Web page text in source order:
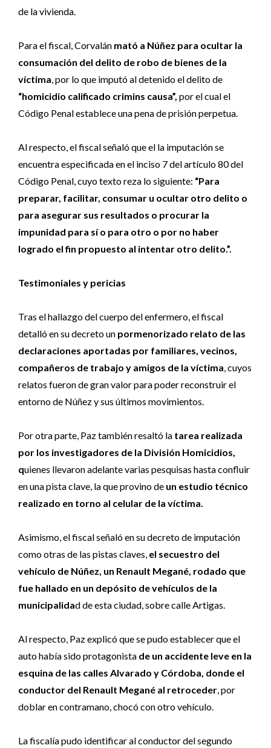
de la vivienda.
Para el fiscal, Corvalán mató a Núñez para ocultar la
consumación del delito de robo de bienes de la
víctima, por lo que imputó al detenido el delito de
“homicidio calificado crimins causa”, por el cual el
Código Penal establece una pena de prisión perpetua.
Al respecto, el fiscal señaló que el la imputación se
encuentra especificada en el inciso 7 del artículo 80 del
Código Penal, cuyo texto reza lo siguiente: “Para
preparar, facilitar, consumar u ocultar otro delito o
para asegurar sus resultados o procurar la
impunidad para sí o para otro o por no haber
logrado el fin propuesto al intentar otro delito.”.
Testimoniales y pericias
Tras el hallazgo del cuerpo del enfermero, el fiscal
detalló en su decreto un pormenorizado relato de las
declaraciones aportadas por familiares, vecinos,
compañeros de trabajo y amigos de la víctima, cuyos
relatos fueron de gran valor para poder reconstruir el
entorno de Núñez y sus últimos movimientos.
Por otra parte, Paz también resaltó la tarea realizada
por los investigadores de la División Homicidios,
quienes llevaron adelante varias pesquisas hasta confluir
en una pista clave, la que provino de un estudio técnico
realizado en torno al celular de la víctima.
Asimismo, el fiscal señaló en su decreto de imputación
como otras de las pistas claves, el secuestro del
vehículo de Núñez, un Renault Megané, rodado que
fue hallado en un depósito de vehículos de la
municipalidad de esta ciudad, sobre calle Artigas.
Al respecto, Paz explicó que se pudo establecer que el
auto había sido protagonista de un accidente leve en la
esquina de las calles Alvarado y Córdoba, donde el
conductor del Renault Megané al retroceder, por
doblar en contramano, chocó con otro vehículo.
La fiscalía pudo identificar al conductor del segundo